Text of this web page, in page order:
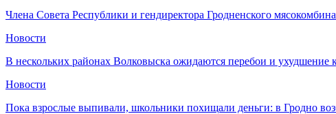
Члена Совета Республики и гендиректора Гродненского
Новости
В нескольких районах Волковыска ожидаются перебои и ухудшение
Новости
Пока взрослые выпивали, школьники похищали деньги: в Гродно